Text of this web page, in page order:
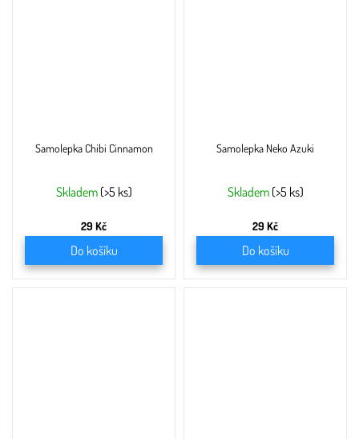
Samolepka Chibi Cinnamon
Skladem (>5 ks)
29 Kč
Do košíku
Samolepka Neko Azuki
Skladem (>5 ks)
29 Kč
Do košíku